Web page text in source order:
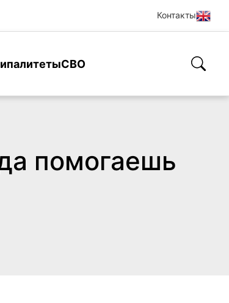
Контакты
СВО
помогаешь